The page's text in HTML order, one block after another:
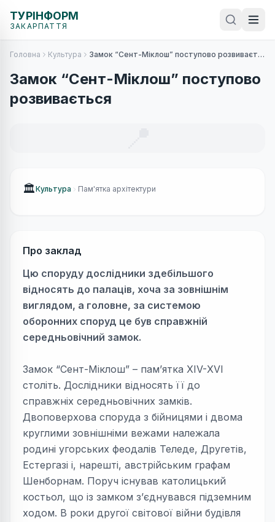
ТУРІНФОРМ
ЗАКАРПАТТЯ
Головна Культура Замок “Сент-Міклош” поступово розвивається
Замок “Сент-Міклош” поступово
розвивається
🏛Культура Пам'ятка архітектури
Про заклад
Цю споруду дослідники здебільшого
відносять до палаців, хоча за зовнішнім
виглядом, а головне, за системою
оборонних споруд це був справжній
середньовічний замок.
Замок “Сент-Міклош” – пам’ятка ХIV-ХVI
століть. Дослідники відносять її до
справжніх середньовічних замків.
Двоповерхова споруда з бійницями і двома
круглими зовнішніми вежами належала
родині угорських феодалів Теледе, Другетів,
Естергазі і, нарешті, австрійським графам
Шенборнам. Поруч існував католицький
костьол, що із замком з’єднувався підземним
ходом. В роки другої світової війни будівля